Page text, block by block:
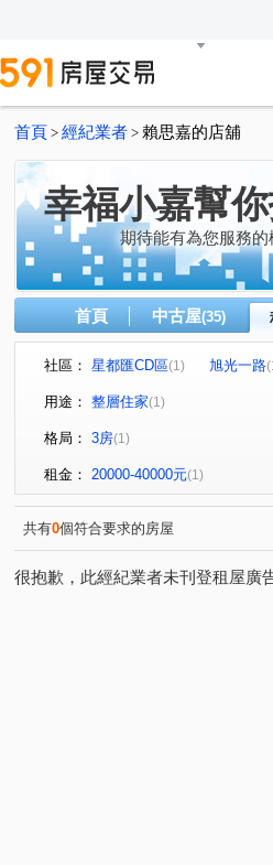
首頁 > 經紀業者 > 賴思嘉的店舖
幸福小嘉幫
期待能有為您服務
首頁 中古屋(35)
社區： 星都匯CD區(1) 旭光一路
用途： 整層住家(1)
格局： 3房(1)
租金： 20000-40000元(1)
共有0個符合要求的房屋
很抱歉，此經紀業者未刊登租屋廣